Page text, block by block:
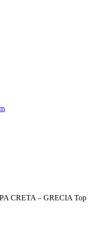
CRETA – GRECIA Top